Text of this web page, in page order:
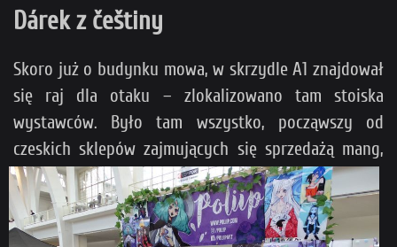
Dárek z češtiny
Skoro już o budynku mowa, w skrzydle A1 znajdował
się raj dla otaku – zlokalizowano tam stoiska
wystawców. Było tam wszystko, począwszy od
czeskich sklepów zajmujących sięsprzedażą mang,